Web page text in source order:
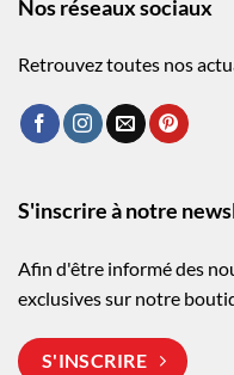
Nos réseaux sociaux
Retrouvez toutes nos
S'inscrire à notre
Afin d'être informé des
exclusives sur notre
S'INSCRIRE